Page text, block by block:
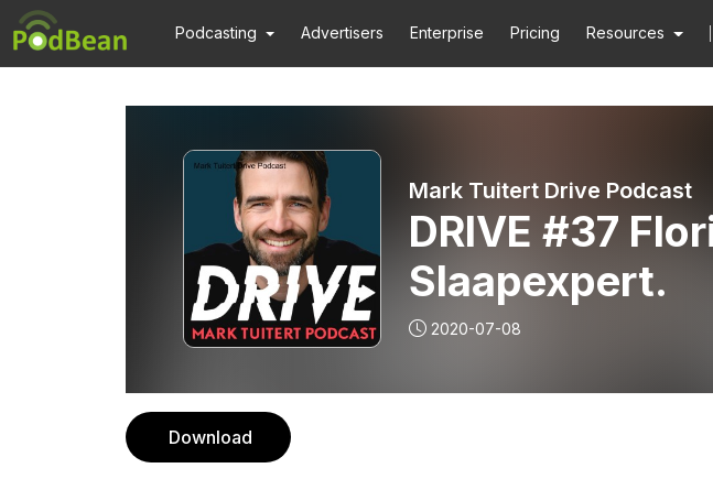
Podcasting Advertisers Enterprise Pricing Resources
Mark Tuitert Drive Podcast
DRIVE #37
Slaapexpert.
2020-07-08
Download